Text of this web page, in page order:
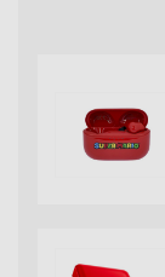
Waterproof